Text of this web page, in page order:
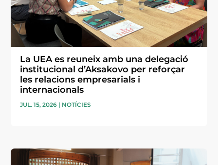
La UEA es reuneix amb una delegació
institucional d’Aksakovo per reforçar
les relacions empresarials i
internacionals
JUL. 15, 2026 | NOTÍCIES